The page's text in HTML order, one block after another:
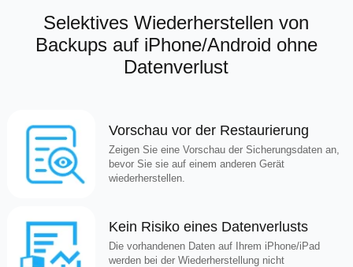
Selektives Wiederherstellen von
Backups auf iPhone/Android ohne
Datenverlust
Vorschau vor der Restaurierung
Zeigen Sie eine Vorschau der Sicherungsdaten an,
bevor Sie sie auf einem anderen Gerät
wiederherstellen.
Kein Risiko eines Datenverlusts
Die vorhandenen Daten auf Ihrem iPhone/iPad
werden bei der Wiederherstellung nicht